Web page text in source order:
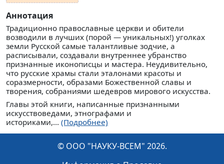
Аннотация
Традиционно православные церкви и обители
возводили в лучших (порой — уникальных!) уголках
земли Русской самые талантливые зодчие, а
расписывали, создавали внутреннее убранство
признанные иконописцы и мастера. Неудивительно,
что русские храмы стали эталонами красоты и
соразмерности, образами Божественной славы и
творения, собраниями шедевров мирового искусства.
Главы этой книги, написанные признанными
искусствоведами, этнографами и
историками,... (Подробнее)
© ООО "НАУКУ-ВСЕМ" 2026.